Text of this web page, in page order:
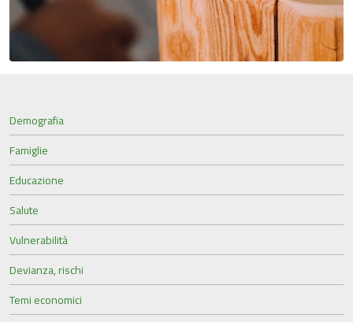
Demografia
Famiglie
Educazione
Salute
Vulnerabilità
Devianza, rischi
Temi economici